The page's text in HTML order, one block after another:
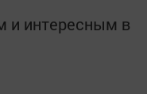
и интересным в